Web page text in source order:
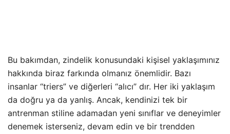
Bu bakımdan, zindelik konusundaki kişisel yaklaşımınız
hakkında biraz farkında olmanız önemlidir. Bazı
insanlar “triers” ve diğerleri “alıcı” dır. Her iki yaklaşım
da doğru ya da yanlış. Ancak, kendinizi tek bir
antrenman stiline adamadan yeni sınıflar ve deneyimler
denemek isterseniz, devam edin ve bir trendden